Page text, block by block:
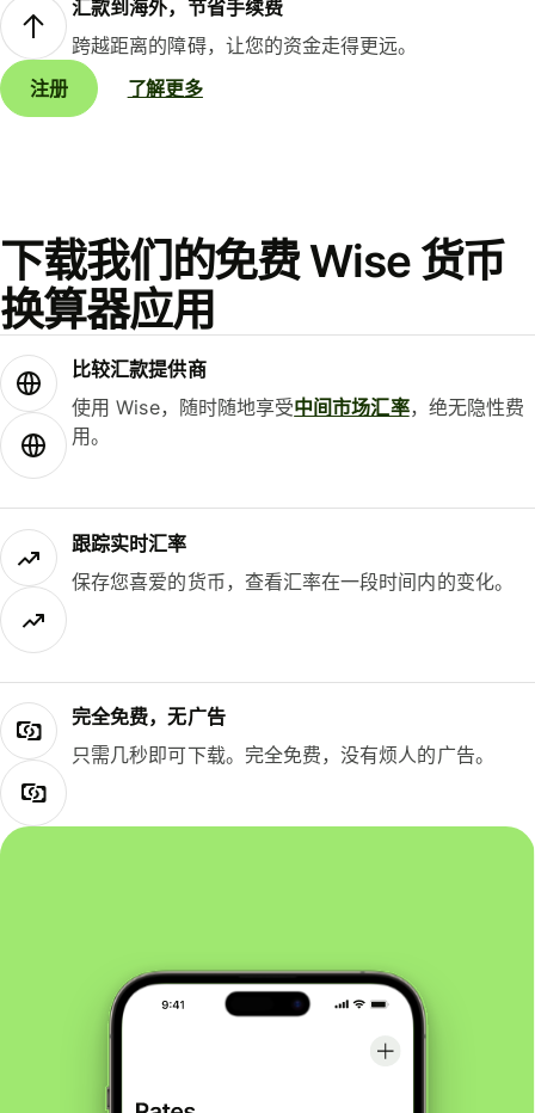
汇款到海外，节省手续费
跨越距离的障碍，让您的资金走得更远。
注册
了解更多
下载我们的免费 Wise 货币
换算器应用
比较汇款提供商
使用 Wise，随时随地享受中间市场汇率，绝无隐性费
用。
跟踪实时汇率
保存您喜爱的货币，查看汇率在一段时间内的变化。
完全免费，无广告
只需几秒即可下载。完全免费，没有烦人的广告。